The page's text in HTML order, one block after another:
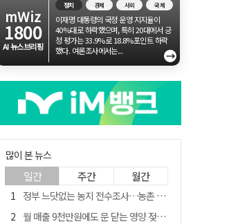
mWiz
1800
AI 뉴스브리핑
정치 경제 사회 국제
이재명 대통령의 국정 운영 지지율이
40%대로 하락했으며, 특히 20대에서 긍
정 평가는 33.9%로 18.8%포인트 하락
했다. 여론조사에서는...
→
많이 본 뉴스
일간 주간 월간
정부 느닷없는 농지 전수조사…농촌 들쑤시는 '경자유전'의 칼날
월 매출 9천만원에도 문 닫는 영양 젖소농장… "일할 사람이 없어"